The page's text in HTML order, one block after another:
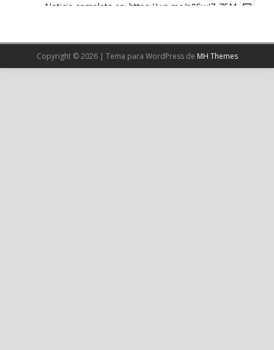
Noticia completa en: https://wp.me/p9SwIZ-75M
Cargar más
Copyright © 2026 | Tema para WordPress de MH Themes